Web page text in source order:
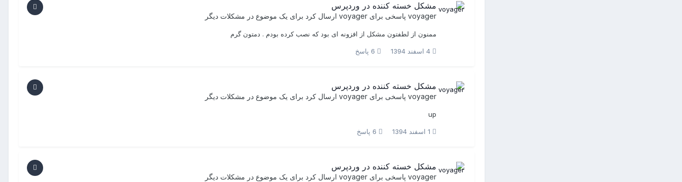
مشکل خسته کننده در وردپرس
voyager پاسخی برای voyager ارسال کرد برای یک موضوع در مشکلات دیگر
ممنون از لطفتون مشکل از افزونه ای بود که نصب کرده بودم . دمتون گرم
4 اسفند 1394
مشکل خسته کننده در وردپرس
voyager پاسخی برای voyager ارسال کرد برای یک موضوع در مشکلات دیگر
up
1 اسفند 1394
مشکل خسته کننده در وردپرس
voyager پاسخی برای voyager ارسال کرد برای یک موضوع در مشکلات دیگر